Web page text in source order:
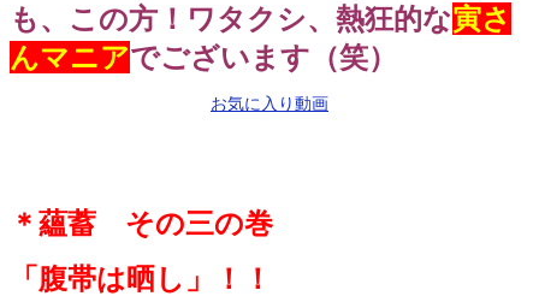
も、この方！ワタクシ、熱狂的な寅さ
んマニアでございます（笑）
お気に入り動画
＊蘊蓄 その三の巻
「腹帯は晒し」！！